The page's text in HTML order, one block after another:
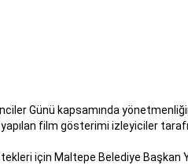
Günü kapsamında
film gösterimi izleyiciler
için Maltepe Belediye Başkan